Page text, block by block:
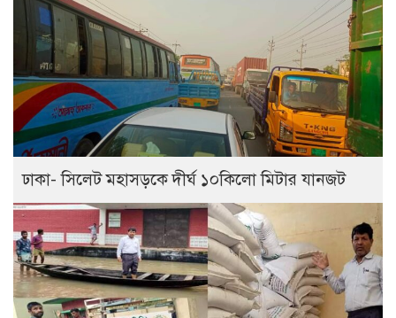
ঢাকা- সিলেট মহাসড়কে দীর্ঘ ১০কিলো মিটার যানজট